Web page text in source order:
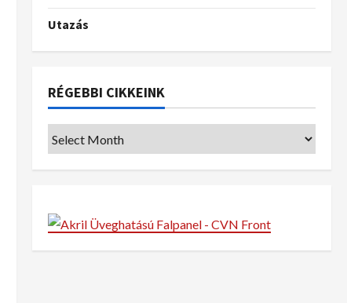
Utazás
RÉGEBBI CIKKEINK